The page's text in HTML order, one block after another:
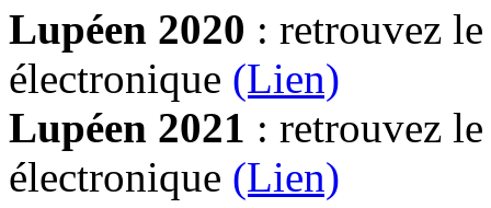
Lupéen 2020 : retrouvez
électronique (Lien)
Lupéen 2021 : retrouvez
électronique (Lien)